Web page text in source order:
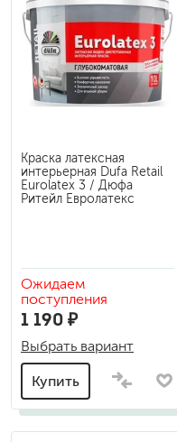
Краска латексная
интерьерная Dufa Retail
Eurolatex 3 / Дюфа
Ритейл Евролатекс
Ожидаем
поступления
1 190 ₽
Выбрать вариант
Купить